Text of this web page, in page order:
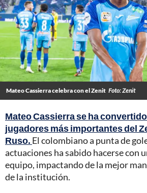
Mateo Cassierra celebra con el Zenit Foto: Zenit
Mateo Cassierra se ha
jugadores más importantes del
Ruso. El colombiano a punta de
actuaciones ha sabido hacerse con
equipo, impactando de la mejor
de la institución.